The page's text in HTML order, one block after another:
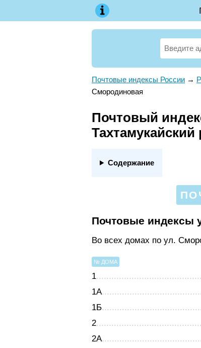
Почтовые индексы России →
Смородиновая
Почтовый
Содержание
Почтовые индексы
Во всех домах по ул.
№ ДОМА
1
1А
1Б
2
2А